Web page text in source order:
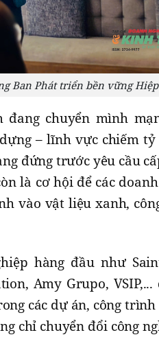
Ban Phát triển bền vững
chuyển mình
– lĩnh vực chiếm
đứng trước yêu cầu
là cơ hội để các
vào vật liệu xanh,
hàng đầu như
Amy Grupo,
các dự án, công
chỉ chuyển đổi công